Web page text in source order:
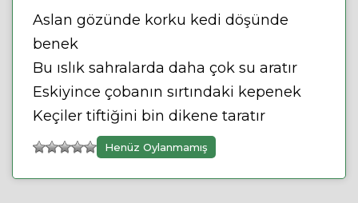
Aslan gözünde korku kedi döşünde
benek
Bu ıslık sahralarda daha çok su aratır
Eskiyince çobanın sırtındaki kepenek
Keçiler tiftiğini bin dikene taratır
Henüz Oylanmamış